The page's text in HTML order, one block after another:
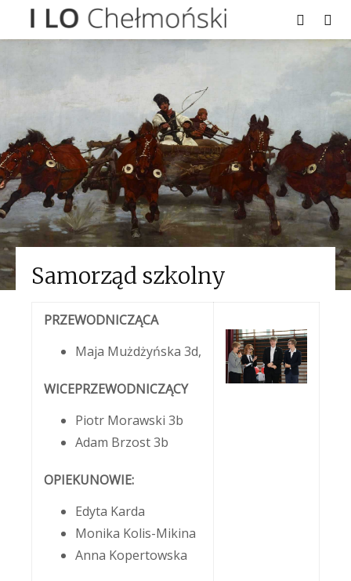
Samorząd szkolny
PRZEWODNICZĄCA
Maja Mużdżyńska 3d,
WICEPRZEWODNICZĄCY
Piotr Morawski 3b
Adam Brzost 3b
OPIEKUNOWIE:
Edyta Karda
Monika Kolis-Mikina
Anna Kopertowska